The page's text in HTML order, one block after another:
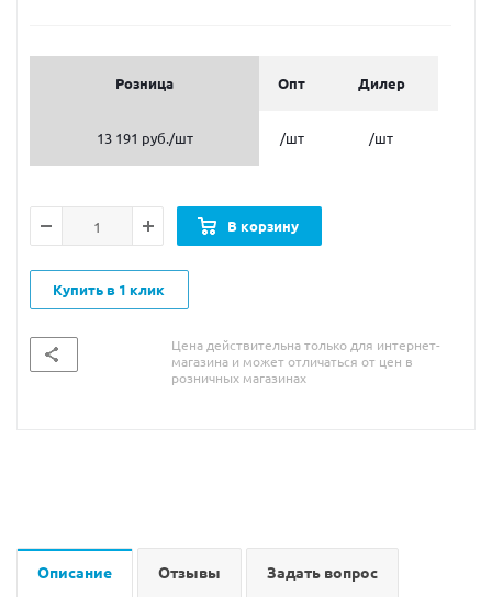
Розница Опт Дилер
13 191 руб./шт /шт /шт
В корзину
Купить в 1 клик
Цена действительна только для интернет-
магазина и может отличаться от цен в
розничных магазинах
Описание Отзывы Задать вопрос